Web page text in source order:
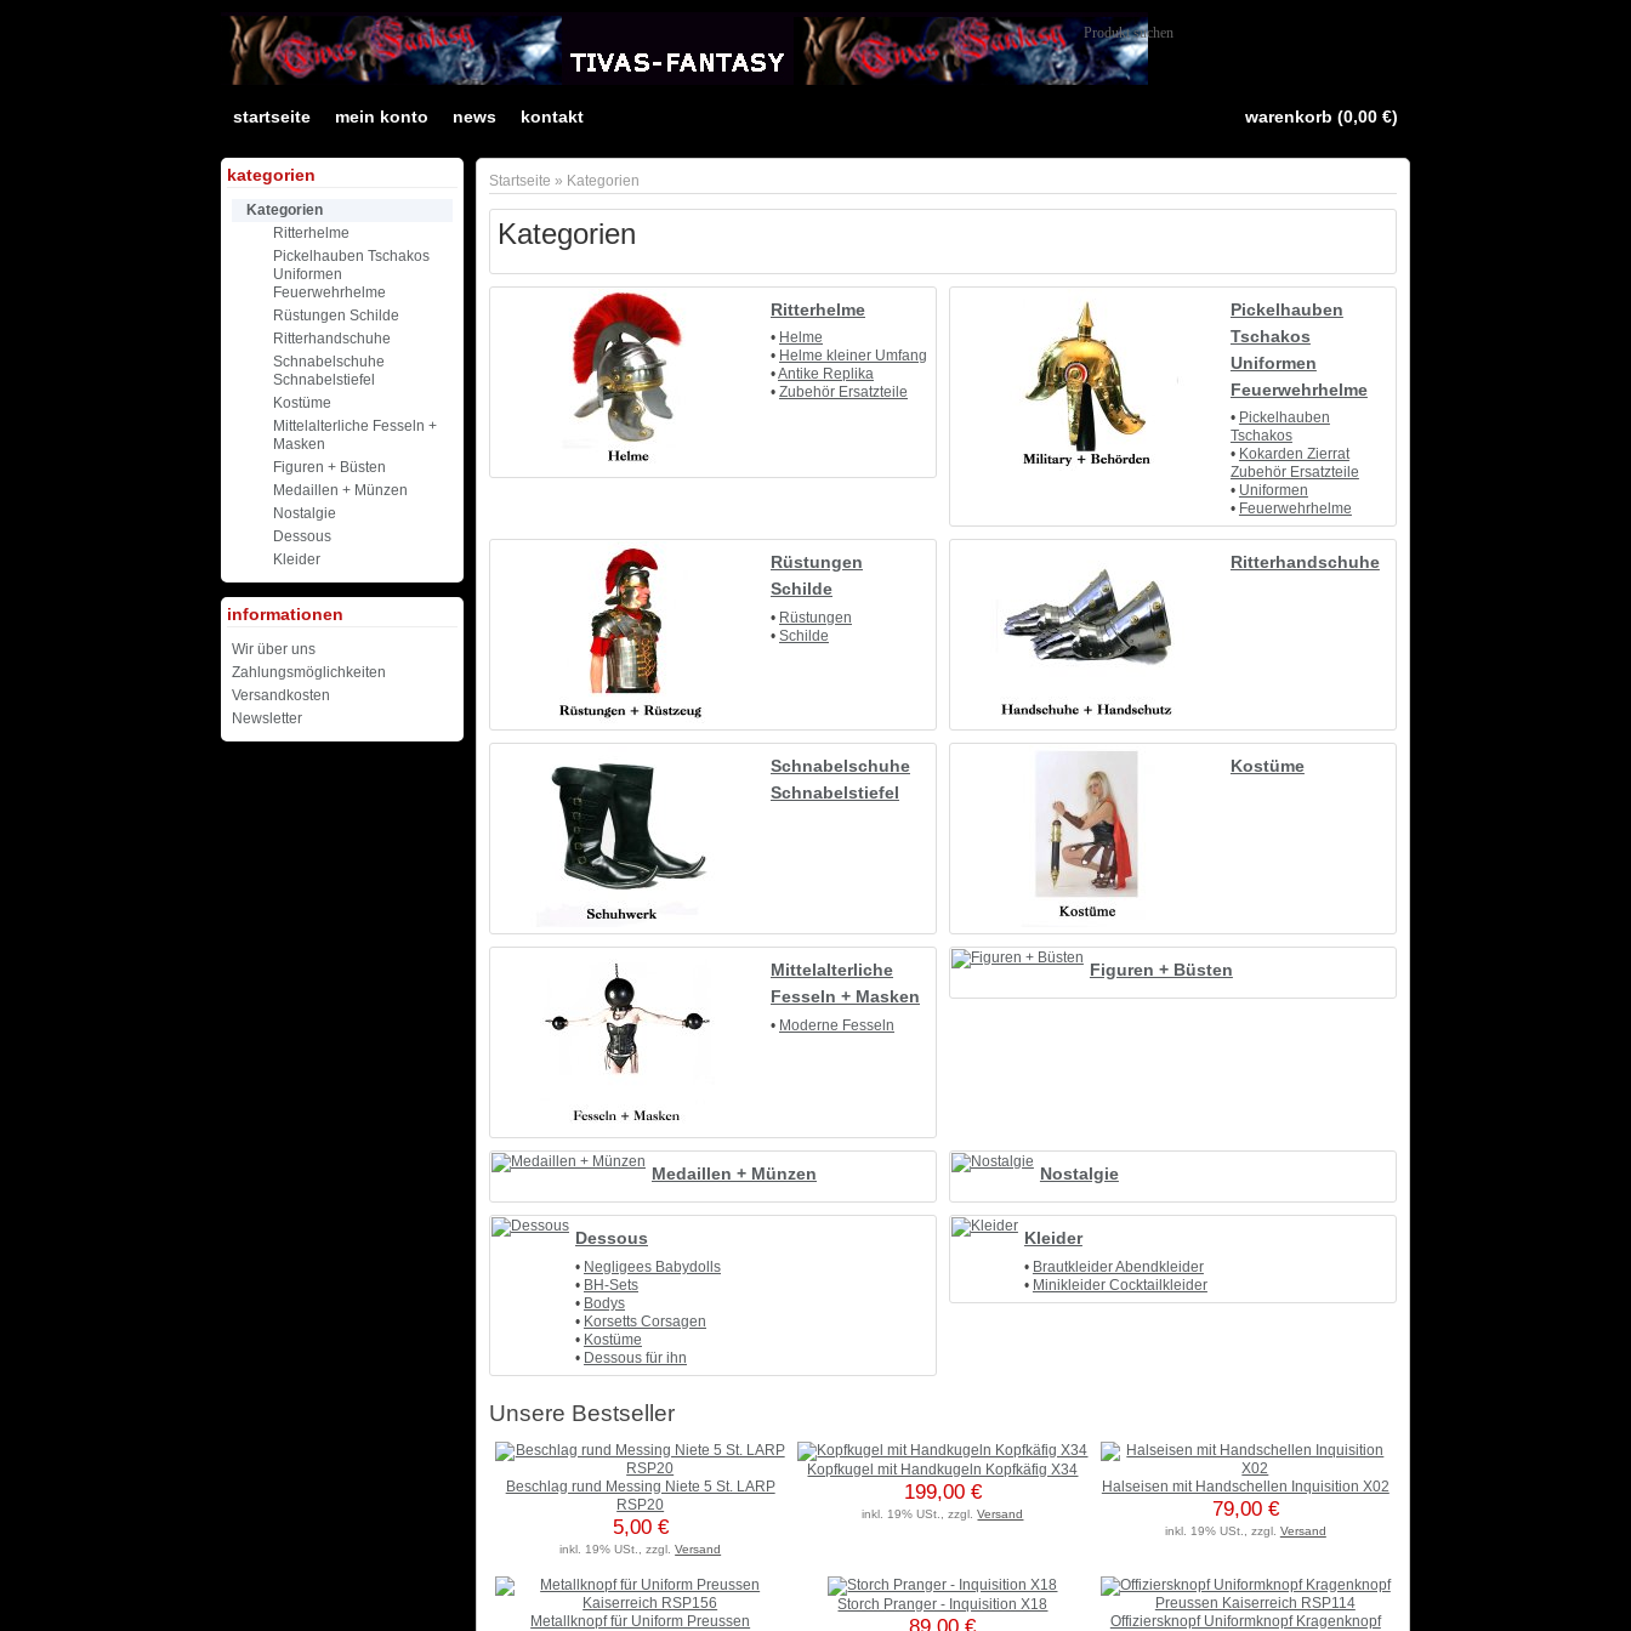
startseite mein konto news kontakt warenkorb (0,00 €)
Anmelden
Startseite » Kategorien
Kategorien
Ritterhelme
• Helme
• Helme kleiner Umfang
•Antike Replika
• Zubehör Ersatzteile
Pickelhauben
Tschakos
Uniformen
Feuerwehrhelme
• Pickelhauben
Tschakos
• Kokarden Zierrat
Zubehör Ersatzteile
• Uniformen
• Feuerwehrhelme
Rüstungen
Schilde
• Rüstungen
• Schilde
Ritterhandschuhe
Schnabelschuhe
Schnabelstiefel
Kostüme
Mittelalterliche
Fesseln + Masken
• Moderne Fesseln
Figuren + Büsten
Medaillen + Münzen Nostalgie
Dessous
• Negligees Babydolls
• BH-Sets
• Bodys
• Korsetts Corsagen
• Kostüme
• Dessous für ihn
Kleider
• Brautkleider Abendkleider
• Minikleider Cocktailkleider
Unsere Bestseller
Beschlag rund Messing Niete 5 St. LARP
RSP20
5,00 €
inkl. 19% USt., zzgl.Versand
Kopfkugel mit Handkugeln Kopfkäfig X34
199,00 €
inkl. 19% USt., zzgl.Versand
Halseisen mit Handschellen Inquisition X02
79,00 €
inkl. 19% USt., zzgl. Versand
Metallknopf für Uniform Preussen
Storch Pranger - Inquisition X18
89,00 €
Offiziersknopf Uniformknopf Kragenknopf
kategorien
Kategorien
Ritterhelme
Pickelhauben Tschakos
Uniformen
Feuerwehrhelme
Rüstungen Schilde
Ritterhandschuhe
Schnabelschuhe
Schnabelstiefel
Kostüme
Mittelalterliche Fesseln +
Masken
Figuren + Büsten
Medaillen + Münzen
Nostalgie
Dessous
Kleider
informationen
Wir über uns
Zahlungsmöglichkeiten
Versandkosten
Newsletter